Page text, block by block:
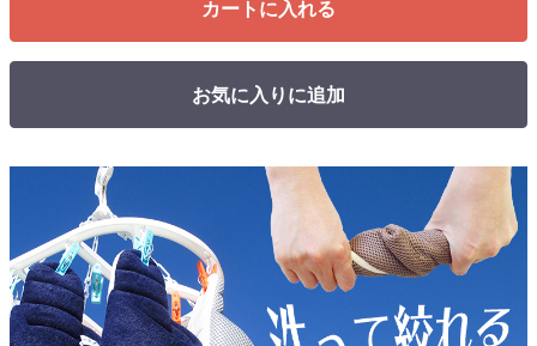
カートに入れる
お気に入りに追加